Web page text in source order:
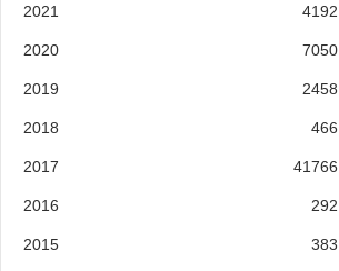
2021 4192
2020 7050
2019 2458
2018 466
2017 41766
2016 292
2015 383